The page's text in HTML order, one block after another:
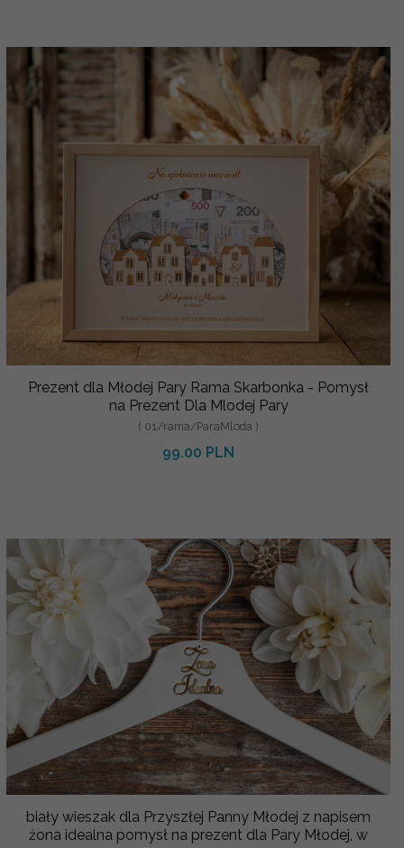
Prezent dla Młodej Pary Rama Skarbonka - Pomysł
na Prezent Dla Mlodej Pary
( 01/rama/ParaMloda )
99.00 PLN
biały wieszak dla Przyszłej Panny Młodej z napisem
żona idealna pomysł na prezent dla Pary Młodej, w